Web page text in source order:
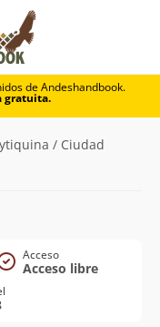
de Andeshandbook.
gratuita.
/ Ciudad
Acceso
Acceso libre